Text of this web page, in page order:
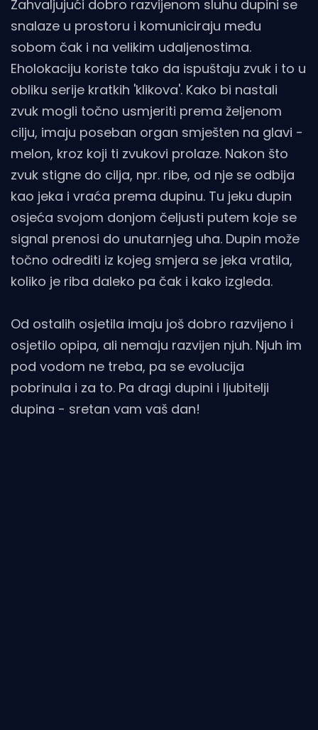
Zahvaljujući dobro razvijenom sluhu dupini se
snalaze u prostoru i komuniciraju među
sobom čak i na velikim udaljenostima.
Eholokaciju koriste tako da ispuštaju zvuk i to u
obliku serije kratkih 'klikova'. Kako bi nastali
zvuk mogli točno usmjeriti prema željenom
cilju, imaju poseban organ smješten na glavi -
melon, kroz koji ti zvukovi prolaze. Nakon što
zvuk stigne do cilja, npr. ribe, od nje se odbija
kao jeka i vraća prema dupinu. Tu jeku dupin
osjeća svojom donjom čeljusti putem koje se
signal prenosi do unutarnjeg uha. Dupin može
točno odrediti iz kojeg smjera se jeka vratila,
koliko je riba daleko pa čak i kako izgleda.
Od ostalih osjetila imaju još dobro razvijeno i
osjetilo opipa, ali nemaju razvijen njuh. Njuh im
pod vodom ne treba, pa se evolucija
pobrinula i za to. Pa dragi dupini i ljubitelji
dupina - sretan vam vaš dan!